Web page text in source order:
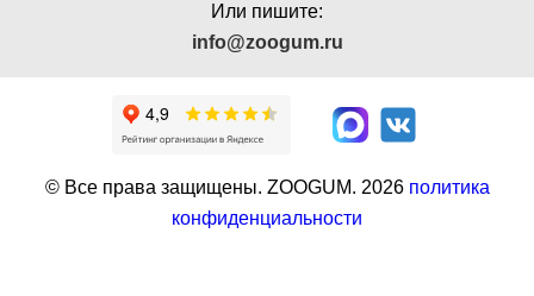
Или пишите:
info@zoogum.ru
© Все права защищены. ZOOGUM. 2026 политика
конфиденциальности